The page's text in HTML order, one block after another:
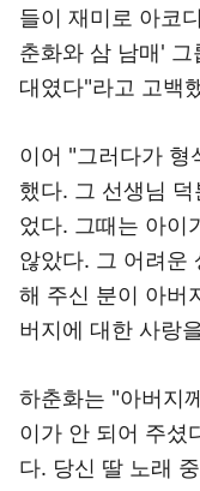
들이 재미로 아코
춘화와 삼 남매'
대였다"라고 고백
이어 "그러다가 형
했다. 그 선생님
었다. 그때는 아이
않았다. 그 어려운
해 주신 분이 아버
버지에 대한 사랑
하춘화는 "아버지
이가 안 되어 주셨
다. 당신 딸 노래